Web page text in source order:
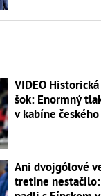
VIDEO
šok: Enormný
v kabíne
Ani dvojgólové
tretine